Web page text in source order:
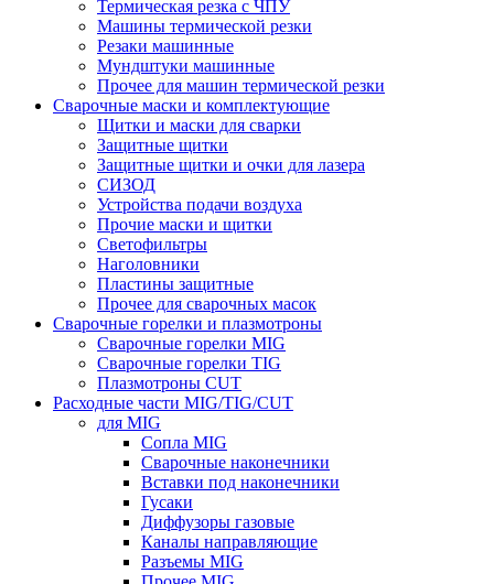
Термическая резка с ЧПУ
Машины термической резки
Резаки машинные
Мундштуки машинные
Прочее для машин термической резки
Сварочные маски и комплектующие
Щитки и маски для сварки
Защитные щитки
Защитные щитки и очки для лазера
СИЗОД
Устройства подачи воздуха
Прочие маски и щитки
Светофильтры
Наголовники
Пластины защитные
Прочее для сварочных масок
Сварочные горелки и плазмотроны
Сварочные горелки MIG
Сварочные горелки TIG
Плазмотроны CUT
Расходные части MIG/TIG/CUT
для MIG
Сопла MIG
Сварочные наконечники
Вставки под наконечники
Гусаки
Диффузоры газовые
Каналы направляющие
Разъемы MIG